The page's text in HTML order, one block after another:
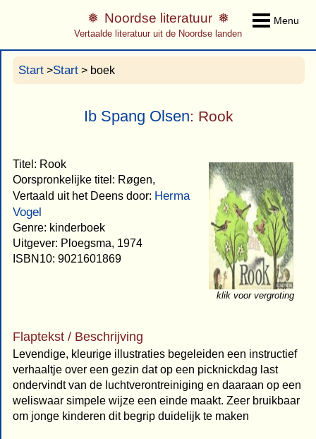
Menu
Noordse literatuur
Vertaalde literatuur uit de Noordse landen
Start >Start > boek
Ib Spang Olsen: Rook
klik voor vergroting
Titel: Rook
Oorspronkelijke titel: Røgen,
Vertaald uit het Deens door: Herma
Vogel
Genre: kinderboek
Uitgever: Ploegsma, 1974
ISBN10: 9021601869
Flaptekst / Beschrijving
Levendige, kleurige illustraties begeleiden een instructief
verhaaltje over een gezin dat op een picknickdag last
ondervindt van de luchtverontreiniging en daaraan op een
weliswaar simpele wijze een einde maakt. Zeer bruikbaar
om jonge kinderen dit begrip duidelijk te maken